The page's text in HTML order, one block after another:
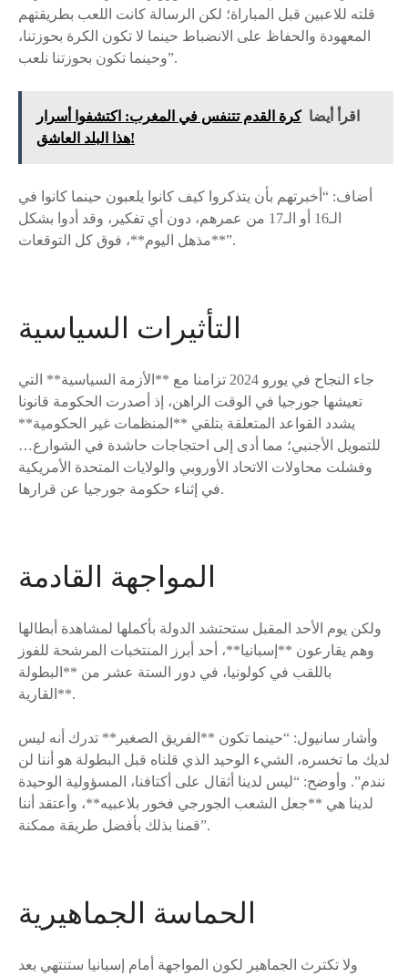
قلته للاعبين قبل المباراة؛ لكن الرسالة كانت اللعب بطريقتهم
المعهودة والحفاظ على الانضباط حينما لا تكون الكرة بحوزتنا،
وحينما تكون بحوزتنا نلعب”.
اقرأ أيضا كرة القدم تتنفس في المغرب: اكتشفوا أسرار
هذا البلد العاشق!
أضاف: “أخبرتهم بأن يتذكروا كيف كانوا يلعبون حينما كانوا في
الـ16 أو الـ17 من عمرهم، دون أي تفكير، وقد أدوا بشكل
**مذهل اليوم**، فوق كل التوقعات”.
التأثيرات السياسية
جاء النجاح في يورو 2024 تزامنا مع **الأزمة السياسية** التي
تعيشها جورجيا في الوقت الراهن، إذ أصدرت الحكومة قانونا
يشدد القواعد المتعلقة بتلقي **المنظمات غير الحكومية**
للتمويل الأجنبي؛ مما أدى إلى احتجاجات حاشدة في الشوارع…
وفشلت محاولات الاتحاد الأوروبي والولايات المتحدة الأمريكية
في إثناء حكومة جورجيا عن قرارها.
المواجهة القادمة
ولكن يوم الأحد المقبل ستحتشد الدولة بأكملها لمشاهدة أبطالها
وهم يقارعون **إسبانيا**، أحد أبرز المنتخبات المرشحة للفوز
باللقب في كولونيا، في دور الستة عشر من **البطولة
القارية**.
وأشار سانيول: “حينما تكون **الفريق الصغير** تدرك أنه ليس
لديك ما تخسره، الشيء الوحيد الذي قلناه قبل البطولة هو أننا لن
نندم”. وأوضح: “ليس لدينا أثقال على أكتافنا، المسؤولية الوحيدة
لدينا هي **جعل الشعب الجورجي فخور بلاعبيه**، وأعتقد أننا
قمنا بذلك بأفضل طريقة ممكنة”.
الحماسة الجماهيرية
ولا تكترث الجماهير لكون المواجهة أمام إسبانيا ستنتهي بعد